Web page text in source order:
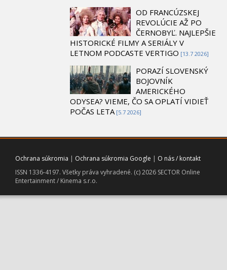
OD FRANCÚZSKEJ
REVOLÚCIE AŽ PO
ČERNOBYĽ. NAJLEPŠIE
HISTORICKÉ FILMY A SERIÁLY V
LETNOM PODCASTE VERTIGO [13.7 2026]
PORAZÍ SLOVENSKÝ
BOJOVNÍK
AMERICKÉHO
ODYSEA? VIEME, ČO SA OPLATÍ VIDIEŤ
POČAS LETA [5.7 2026]
Ochrana súkromia | Ochrana súkromia Google | O nás / kontakt
ISSN 1336-4197. Všetky práva vyhradené. (c) 2026 SECTOR Online
Entertainment / Kinema s.r.o.